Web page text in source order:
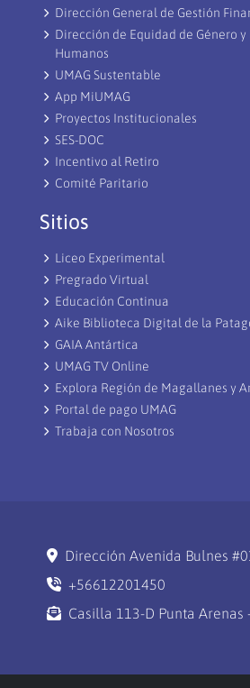
Dirección General de Gestión
Dirección de Equidad de Género y
Humanos
UMAG Sustentable
App MiUMAG
Proyectos Institucionales
SES-DOC
Incentivo al Retiro
Comité Paritario
Sitios
Liceo Experimental
Pregrado Virtual
Educación Continua
Aike Biblioteca Digital de la
GAIA Antártica
UMAG TV Online
Explora Región de Magallanes y
Portal de pago UMAG
Trabaja con Nosotros
Dirección Avenida Bulnes
+56612201450
Casilla 113-D Punta Arenas